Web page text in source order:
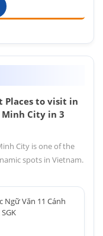
Places to visit in
Minh City in 3
City is one of the
spots in Vietnam.
Ngữ Văn 11 Cánh